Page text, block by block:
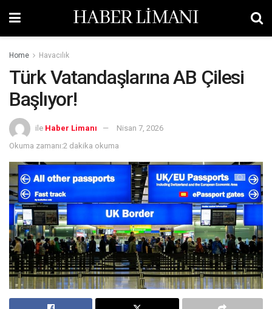
HABER LİMANI
Home Havacılık
Türk Vatandaşlarına AB Çilesi
Başlıyor!
ile Haber Limanı
Nisan 7, 2026
Okuma zamanı:2 dakika okuma